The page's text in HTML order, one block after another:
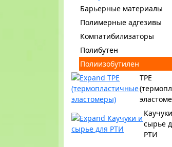
Барьерные материалы
Полимерные адгезивы
Компатибилизаторы
Полибутен
Полиизобутилен
TPE
сырье
РТИ